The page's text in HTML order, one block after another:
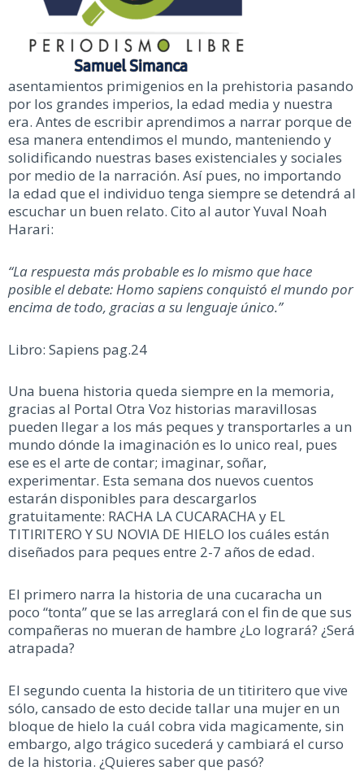
asentamientos primigenios en la prehistoria pasando
por los grandes imperios, la edad media y nuestra
era. Antes de escribir aprendimos a narrar porque de
esa manera entendimos el mundo, manteniendo y
solidificando nuestras bases existenciales y sociales
por medio de la narración. Así pues, no importando
la edad que el individuo tenga siempre se detendrá al
escuchar un buen relato. Cito al autor Yuval Noah
Harari:
“La respuesta más probable es lo mismo que hace
posible el debate: Homo sapiens conquistó el mundo por
encima de todo, gracias a su lenguaje único.”
Libro: Sapiens pag.24
Una buena historia queda siempre en la memoria,
gracias al Portal Otra Voz historias maravillosas
pueden llegar a los más peques y transportarles a un
mundo dónde la imaginación es lo unico real, pues
ese es el arte de contar; imaginar, soñar,
experimentar. Esta semana dos nuevos cuentos
estarán disponibles para descargarlos
gratuitamente: RACHA LA CUCARACHA y EL
TITIRITERO Y SU NOVIA DE HIELO los cuáles están
diseñados para peques entre 2-7 años de edad.
El primero narra la historia de una cucaracha un
poco “tonta” que se las arreglará con el fin de que sus
compañeras no mueran de hambre ¿Lo logrará? ¿Será
atrapada?
El segundo cuenta la historia de un titiritero que vive
sólo, cansado de esto decide tallar una mujer en un
bloque de hielo la cuál cobra vida magicamente, sin
embargo, algo trágico sucederá y cambiará el curso
de la historia. ¿Quieres saber que pasó?